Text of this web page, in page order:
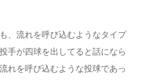
、流れを呼び込むようなタイプ
手が四球を出してると話になら
れを呼び込むような投球であっ